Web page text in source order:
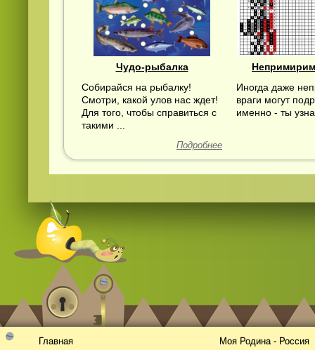
Чудо-рыбалка
Собирайся на рыбалку!
Смотри, какой улов нас ждет!
Для того, чтобы справиться с
такими ...
Подробнее
Иногда даже
враги могут
именно - ты
Главная
Моя Родина - Россия